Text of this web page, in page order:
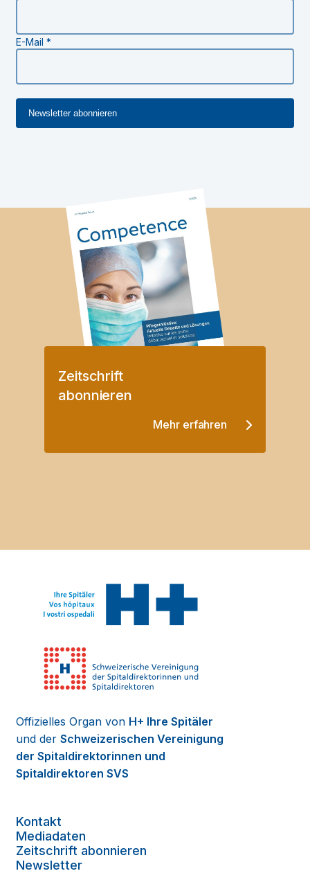
E-Mail *
Zeitschrift
abonnieren
Mehr erfahren
Offizielles Organ von H+ Ihre Spitäler
und der Schweizerischen Vereinigung
der Spitaldirektorinnen und
Spitaldirektoren SVS
Kontakt
Mediadaten
Zeitschrift abonnieren
Newsletter